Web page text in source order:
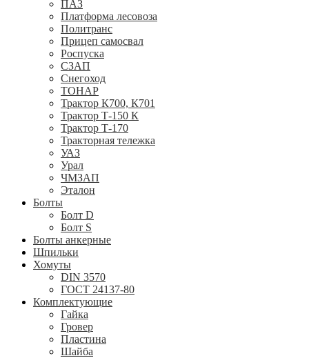
ПАЗ
Платформа лесовоза
Политранс
Прицеп самосвал
Роспуска
СЗАП
Снегоход
ТОНАР
Трактор К700, К701
Трактор Т-150 К
Трактор Т-170
Тракторная тележка
УАЗ
Урал
ЧМЗАП
Эталон
Болты
Болт D
Болт S
Болты анкерные
Шпильки
Хомуты
DIN 3570
ГОСТ 24137-80
Комплектующие
Гайка
Гровер
Пластина
Шайба